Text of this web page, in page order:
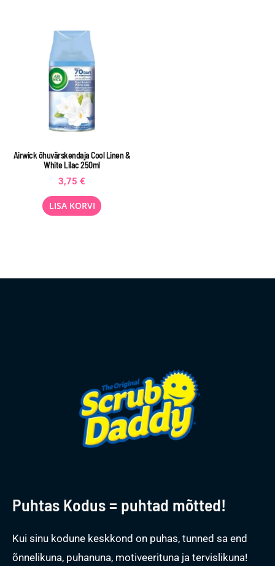
Airwick õhuvärskendaja Cool Linen &
White Lilac 250ml
3,75 €
LISA KORVI
Puhtas Kodus = puhtad mõtted!
Kui sinu kodune keskkond on puhas, tunned sa end
õnnelikuna, puhanuna, motiveerituna ja tervislikuna!